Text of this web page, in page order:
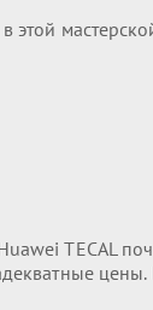
этой
TECAL
цены.